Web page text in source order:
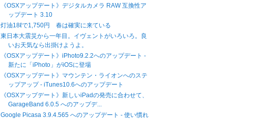
《OSXアップデート》デジタルカメラ RAW 互換性ア
ップデート 3.10
灯油18ℓで1,750円 春は確実に来ている
東日本大震災から一年目。イヴェントがいろいろ。良
いお天気なら出掛けようよ。
《OSXアップデート》iPhoto9.2.2へのアップデート -
新たに「iPhoto」がiOSに登場
《OSXアップデート》マウンテン・ライオンへのステ
ップアップ - iTunes10.6へのアップデート
《OSXアップデート》新しいiPadの発売に合わせて、
GarageBand 6.0.5 へのアップデ...
Google Picasa 3.9.4.565 へのアップデート - 使い慣れ